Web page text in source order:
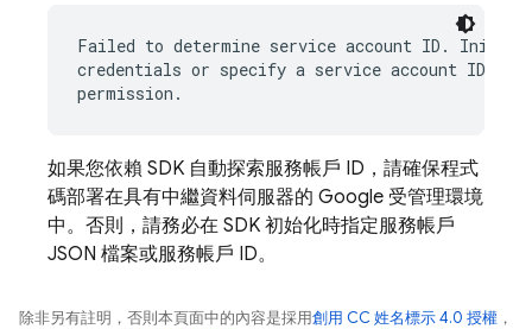
Failed to determine service account ID.
credentials or specify a service account ID with
如果您依賴 SDK 自動探索服務帳戶 ID，請確保程式
碼部署在具有中繼資料伺服器的 Google 受管理環境
中。否則，請務必在 SDK 初始化時指定服務帳戶
JSON 檔案或服務帳戶 ID。
除非另有註明，否則本頁面中的內容是採用創用 CC 姓名標示 4.0 授權 ，